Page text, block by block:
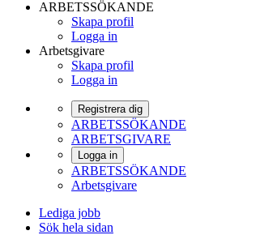
ARBETSSÖKANDE
Skapa profil
Logga in
Arbetsgivare
Skapa profil
Logga in
Registrera dig
ARBETSSÖKANDE
ARBETSGIVARE
Logga in
ARBETSSÖKANDE
Arbetsgivare
Lediga jobb
Sök hela sidan